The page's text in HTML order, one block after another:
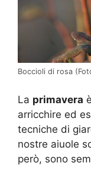
Boccioli di rosa
La primavera
arricchire ed
tecniche di
nostre aiuole
però, sono